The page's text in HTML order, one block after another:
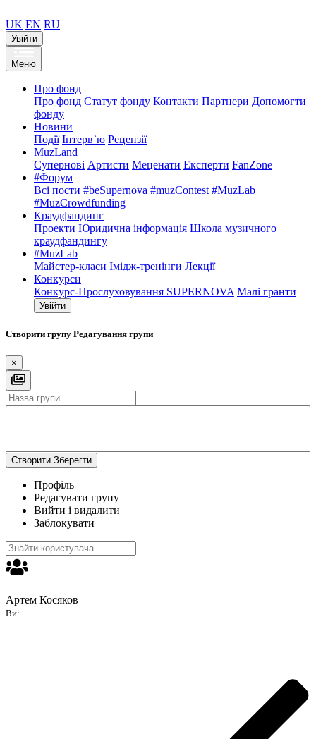
UK EN RU
Увійти
Меню
Про фонд
Про фонд Статут фонду Контакти Партнери Допомогти
фонду
Новини
Події Інтерв`ю Рецензії
MuzLand
Супернові Артисти Меценати Експерти FanZone
#Форум
Всі пости #beSupernova #muzContest #MuzLab
#MuzCrowdfunding
Краудфандинг
Проекти Юридична інформація Школа музичного
краудфандингу
#MuzLab
Майстер-класи Імідж-тренінги Лекції
Конкурси
Конкурс-Прослуховування SUPERNOVA Малі гранти
Увійти
Створити групу Редагування групи
×
Створити Зберегти
Профіль
Редагувати групу
Вийти і видалити
Заблокувати
Артем Косяков
Ви: